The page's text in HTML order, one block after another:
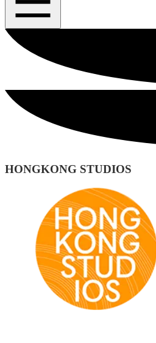
HONGKONG STUDIOS